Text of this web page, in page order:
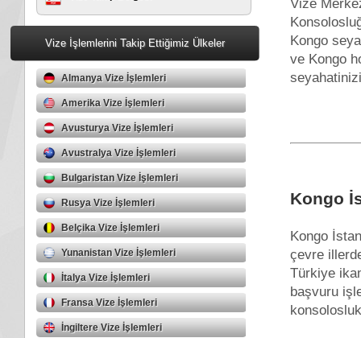
Vize İşlemlerini Takip Ettiğimiz Ülkeler
Almanya Vize İşlemleri
Amerika Vize İşlemleri
Avusturya Vize İşlemleri
Avustralya Vize İşlemleri
Bulgaristan Vize İşlemleri
Rusya Vize İşlemleri
Belçika Vize İşlemleri
Yunanistan Vize İşlemleri
İtalya Vize İşlemleri
Fransa Vize İşlemleri
İngiltere Vize İşlemleri
Vize
Kongo
ve Kongo
Kongo
Kongo
çevre
Türkiye
başvuru